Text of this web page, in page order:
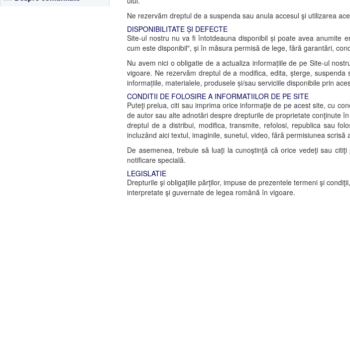
Ne rezervăm dreptul de a suspenda sau anula accesul şi utilizarea
DISPONIBILITATE ȘI DEFECTE
Site-ul nostru nu va fi întotdeauna disponibil și poate avea anumite
cum este disponibil", și în măsura permisă de lege, fără garantări,
Nu avem nici o obligatie de a actualiza informațiile de pe Site-ul
vigoare. Ne rezervăm dreptul de a modifica, edita, șterge,
informațiile, materialele, produsele și/sau serviciile disponibile prin
CONDITII DE FOLOSIRE A INFORMATIILOR DE PE SITE
Puteţi prelua, citi sau imprima orice informaţie de pe acest site, cu
de autor sau alte adnotări despre drepturile de proprietate conţinute
dreptul de a distribui, modifica, transmite, refolosi, republica sau
incluzând aici textul, imaginile, sunetul, video, fără permisiunea scrisă
De asemenea, trebuie să luaţi la cunoştinţă că orice vedeţi sau
notificare specială.
LEGISLATIE
Drepturile şi obligaţiile părţilor, impuse de prezentele termeni şi
interpretate şi guvernate de legea română în vigoare.